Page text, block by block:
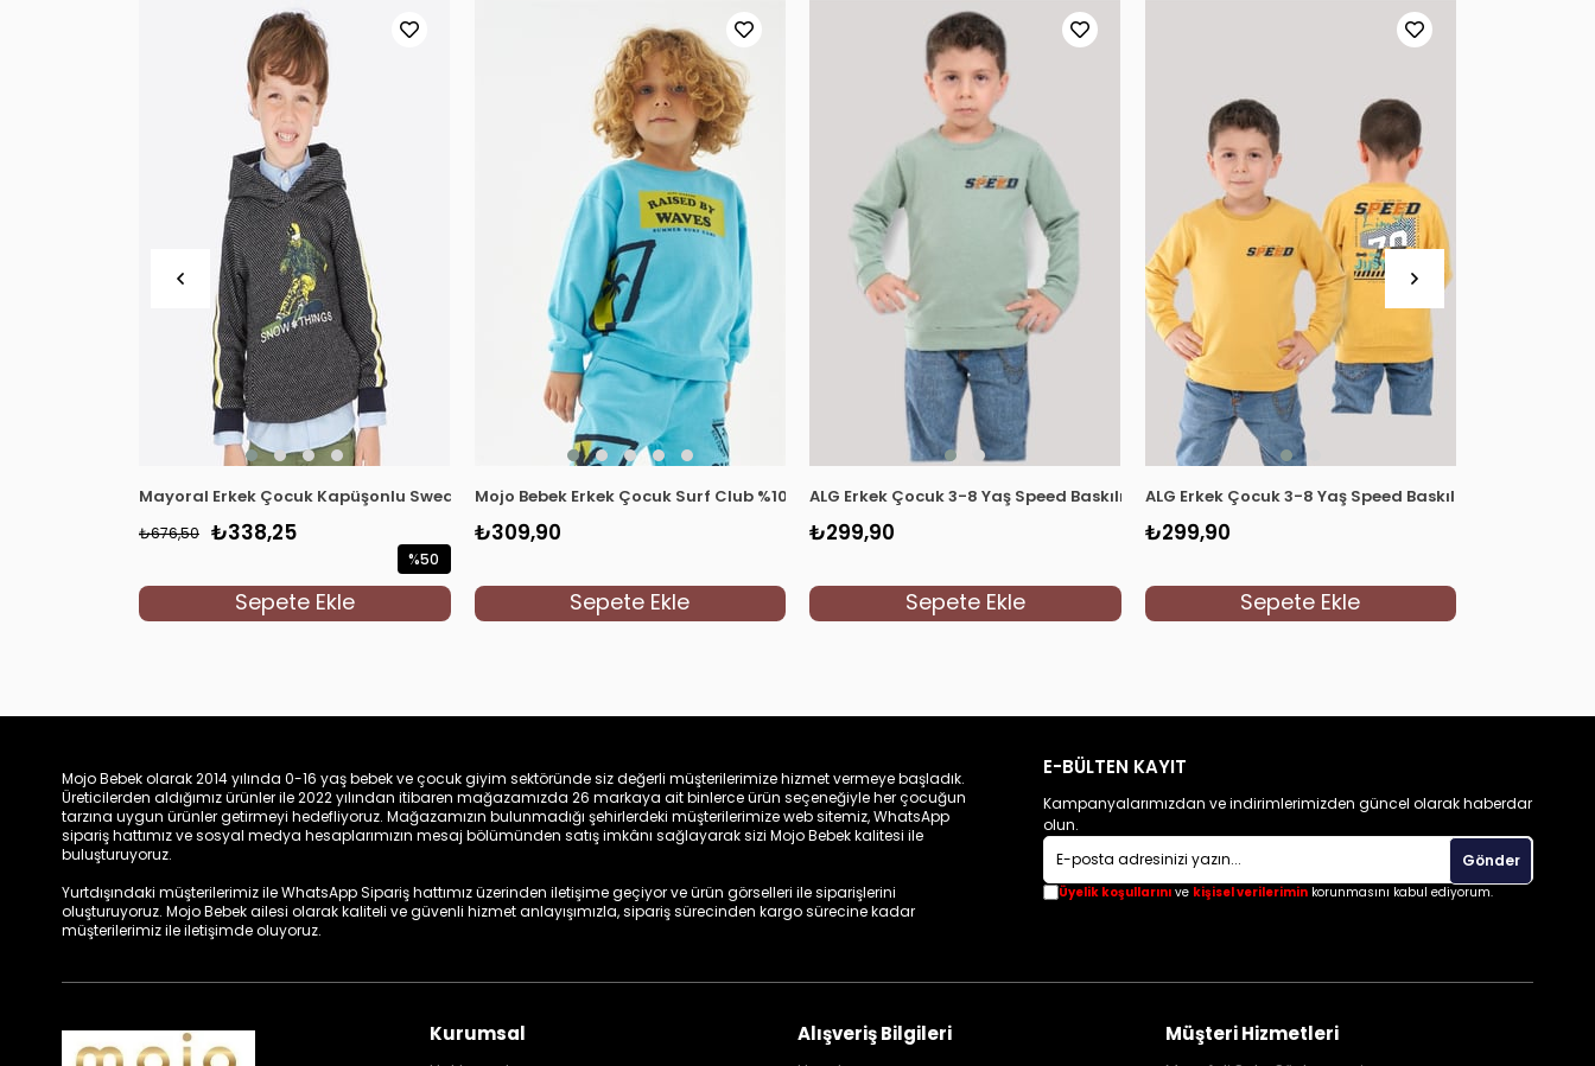
Mayoral Erkek Çocuk Kapüşonlu Sweatshirt 4428 Lacivert
₺338,25
₺676,50
Sepete Ekle
%50
İndirim
%50İndirim
Mojo Bebek Erkek Çocuk Surf Club %100 Pamuk Sweatshirt 219276 Turkuaz
₺309,90
Sepete Ekle
ALG Erkek Çocuk 3-8 Yaş Speed Baskılı Şardonlu Sweatshirt 224473 Çağla Yeşili
₺299,90
Sepete Ekle
ALG Erkek Çocuk 3-8 Yaş Speed Baskılı Şardonlu
₺299,90
Sepete Ekle
Mojo Bebek olarak 2014 yılında 0-16 yaş bebek ve çocuk giyim sektöründe siz değerli müşterilerimize hizmet vermeye başladık.
Üreticilerden aldığımız ürünler ile 2022 yılından itibaren mağazamızda 26 markaya ait binlerce ürün seçeneğiyle her çocuğun
tarzına uygun ürünler getirmeyi hedefliyoruz. Mağazamızın bulunmadığı şehirlerdeki müşterilerimize web sitemiz, WhatsApp
sipariş hattımız ve sosyal medya hesaplarımızın mesaj bölümünden satış imkânı sağlayarak sizi Mojo Bebek kalitesi ile
buluşturuyoruz.
Yurtdışındaki müşterilerimiz ile WhatsApp Sipariş hattımız üzerinden iletişime geçiyor ve ürün görselleri ile siparişlerini
oluşturuyoruz. Mojo Bebek ailesi olarak kaliteli ve güvenli hizmet anlayışımızla, sipariş sürecinden kargo sürecine kadar
müşterilerimiz ile iletişimde oluyoruz.
E-BÜLTEN KAYIT
Kampanyalarımızdan ve indirimlerimizden güncel olarak haberdar
olun.
Gönder
Üyelik koşullarınıve kişisel verileriminkorunmasını kabul ediyorum.
Kurumsal Alışveriş Bilgileri Müşteri Hizmetleri